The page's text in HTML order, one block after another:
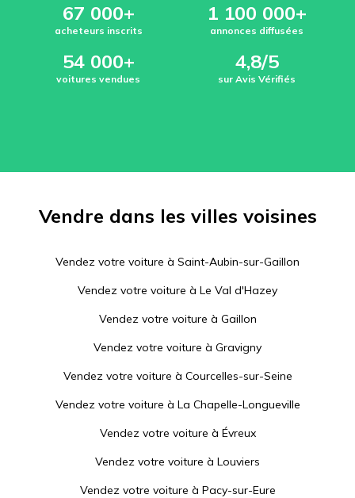
67 000+
acheteurs inscrits
1 100 000+
annonces diffusées
54 000+
voitures vendues
4,8/5
sur Avis Vérifiés
Vendre dans les villes voisines
Vendez votre voiture à Saint-Aubin-sur-Gaillon
Vendez votre voiture à Le Val d'Hazey
Vendez votre voiture à Gaillon
Vendez votre voiture à Gravigny
Vendez votre voiture à Courcelles-sur-Seine
Vendez votre voiture à La Chapelle-Longueville
Vendez votre voiture à Évreux
Vendez votre voiture à Louviers
Vendez votre voiture à Pacy-sur-Eure